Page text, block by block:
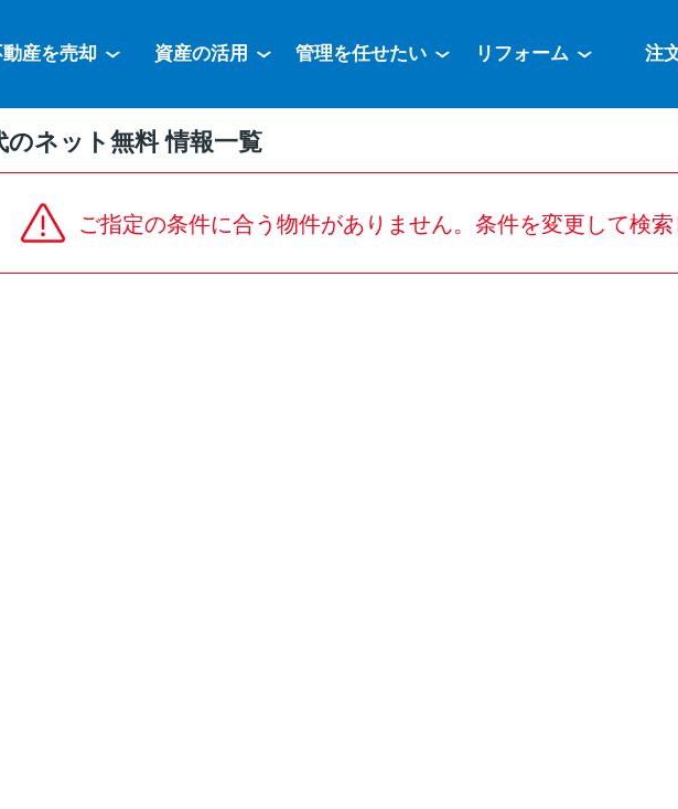
産を売却 資産の活用 管理を任せたい リフォーム 注
のネット無料 情報一覧
ご指定の条件に合う物件がありません。条件を変更して検索